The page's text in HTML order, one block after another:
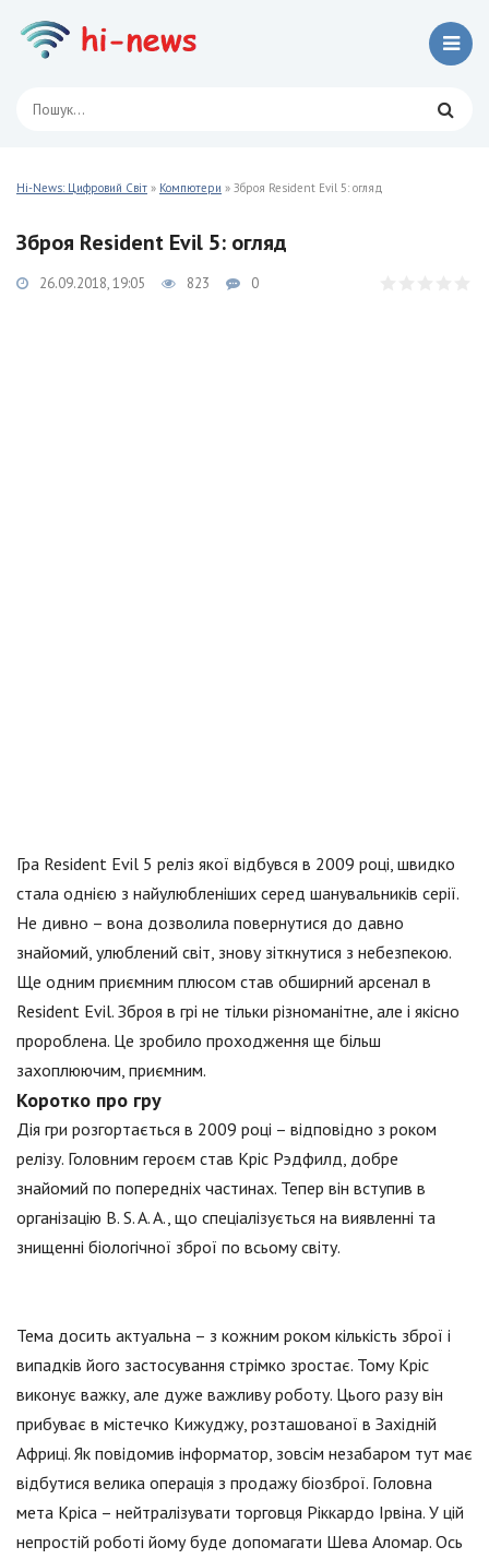
Hi-News: Цифровий Світ » Компютери » Зброя Resident Evil 5: огляд
Зброя Resident Evil 5: огляд
26.09.2018, 19:05 823 0
Гра Resident Evil 5 реліз якої відбувся в 2009 році, швидко
стала однією з найулюбленіших серед шанувальників серії.
Не дивно – вона дозволила повернутися до давно
знайомий, улюблений світ, знову зіткнутися з небезпекою.
Ще одним приємним плюсом став обширний арсенал в
Resident Evil. Зброя в грі не тільки різноманітне, але і якісно
пророблена. Це зробило проходження ще більш
захоплюючим, приємним.
Коротко про гру
Дія гри розгортається в 2009 році – відповідно з роком
релізу. Головним героєм став Кріс Рэдфилд, добре
знайомий по попередніх частинах. Тепер він вступив в
організацію B. S. A. A., що спеціалізується на виявленні та
знищенні біологічної зброї по всьому світу.
Тема досить актуальна – з кожним роком кількість зброї і
випадків його застосування стрімко зростає. Тому Кріс
виконує важку, але дуже важливу роботу. Цього разу він
прибуває в містечко Кижуджу, розташованої в Західній
Африці. Як повідомив інформатор, зовсім незабаром тут має
відбутися велика операція з продажу біозброї. Головна
мета Кріса – нейтралізувати торговця Ріккардо Ірвіна. У цій
непростій роботі йому буде допомагати Шева Аломар. Ось